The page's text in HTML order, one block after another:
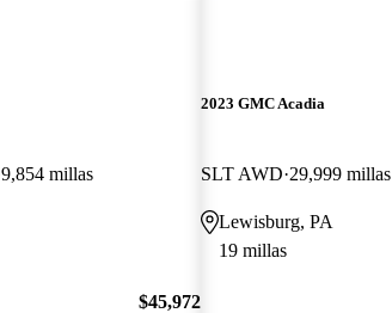
9,854 millas
$45,972
2023 GMC Acadia
SLT AWD 29,999 millas
Lewisburg, PA
19 millas